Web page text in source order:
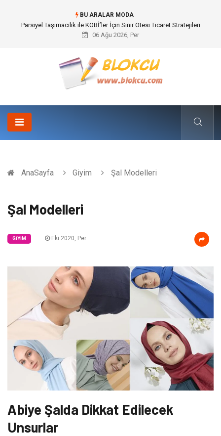
BU ARALAR MODA
Br544 ile Lastik ve Plastik Modifikasyonunda Yüksek Performans
06 Ağu 2026, Per
AnaSayfa Giyim Şal Modelleri
Şal Modelleri
GIYIM Eki 2020, Per
Abiye Şalda Dikkat Edilecek
Unsurlar